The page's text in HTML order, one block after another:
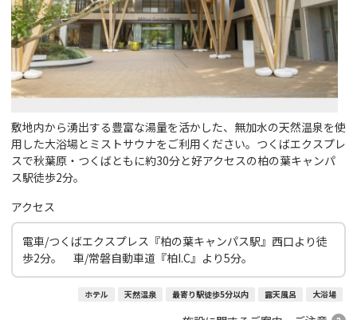
敷地内から湧出する豊富な湯量を活かした、無加水の天然温泉を使
用した大浴場とミストサウナをご利用ください。つくばエクスプレ
スで秋葉原・つくばともに約30分と好アクセスの柏の葉キャンパ
ス駅徒歩2分。
アクセス
電車/つくばエクスプレス『柏の葉キャンパス駅』西口より徒
歩2分。 車/常磐自動車道『柏I.C』より5分。
ホテル 天然温泉 最寄り駅徒歩5分以内 露天風呂 大浴場